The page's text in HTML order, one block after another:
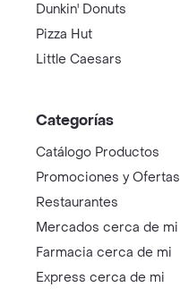
Dunkin' Donuts
Pizza Hut
Little Caesars
Categorías
Catálogo Productos
Promociones y Ofertas
Restaurantes
Mercados cerca de mi
Farmacia cerca de mi
Express cerca de mi